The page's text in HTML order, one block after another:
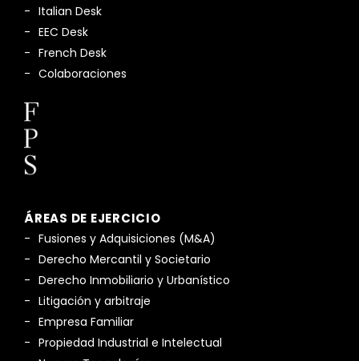
Italian Desk
EEC Desk
French Desk
Colaboraciones
ÁREAS DE EJERCICIO
Fusiones y Adquisiciones (M&A)
Derecho Mercantil y Societario
Derecho Inmobiliario y Urbanístico
Litigación y arbitraje
Empresa Familiar
Propiedad Industrial e Intelectual